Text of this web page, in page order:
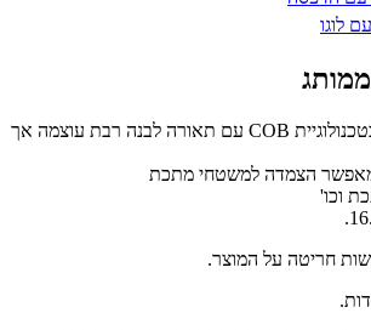
פנס אלומיניום ממותג בטכנולוגיית COB עם תאורה לבנה רבת עוצמה אך
הצמדה למשטחי מתכת
וכו'
חריטה על המוצר.